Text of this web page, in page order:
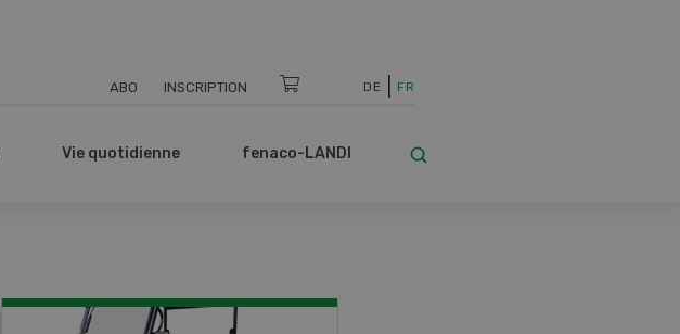
ABO INSCRIPTION DE FR
Vie quotidienne fenaco-LANDI